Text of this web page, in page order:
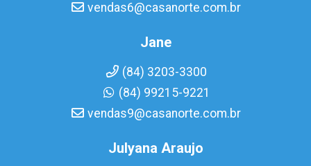
vendas6@casanorte.com.br
Jane
(84) 3203-3300
(84) 99215-9221
vendas9@casanorte.com.br
Julyana Araujo